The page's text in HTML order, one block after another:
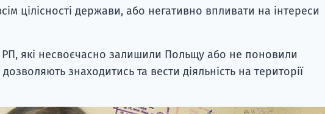
цілісності держави, або негативно впливати на інтереси
які несвоєчасно залишили Польщу або не поновили
знаходитись та вести діяльність на території